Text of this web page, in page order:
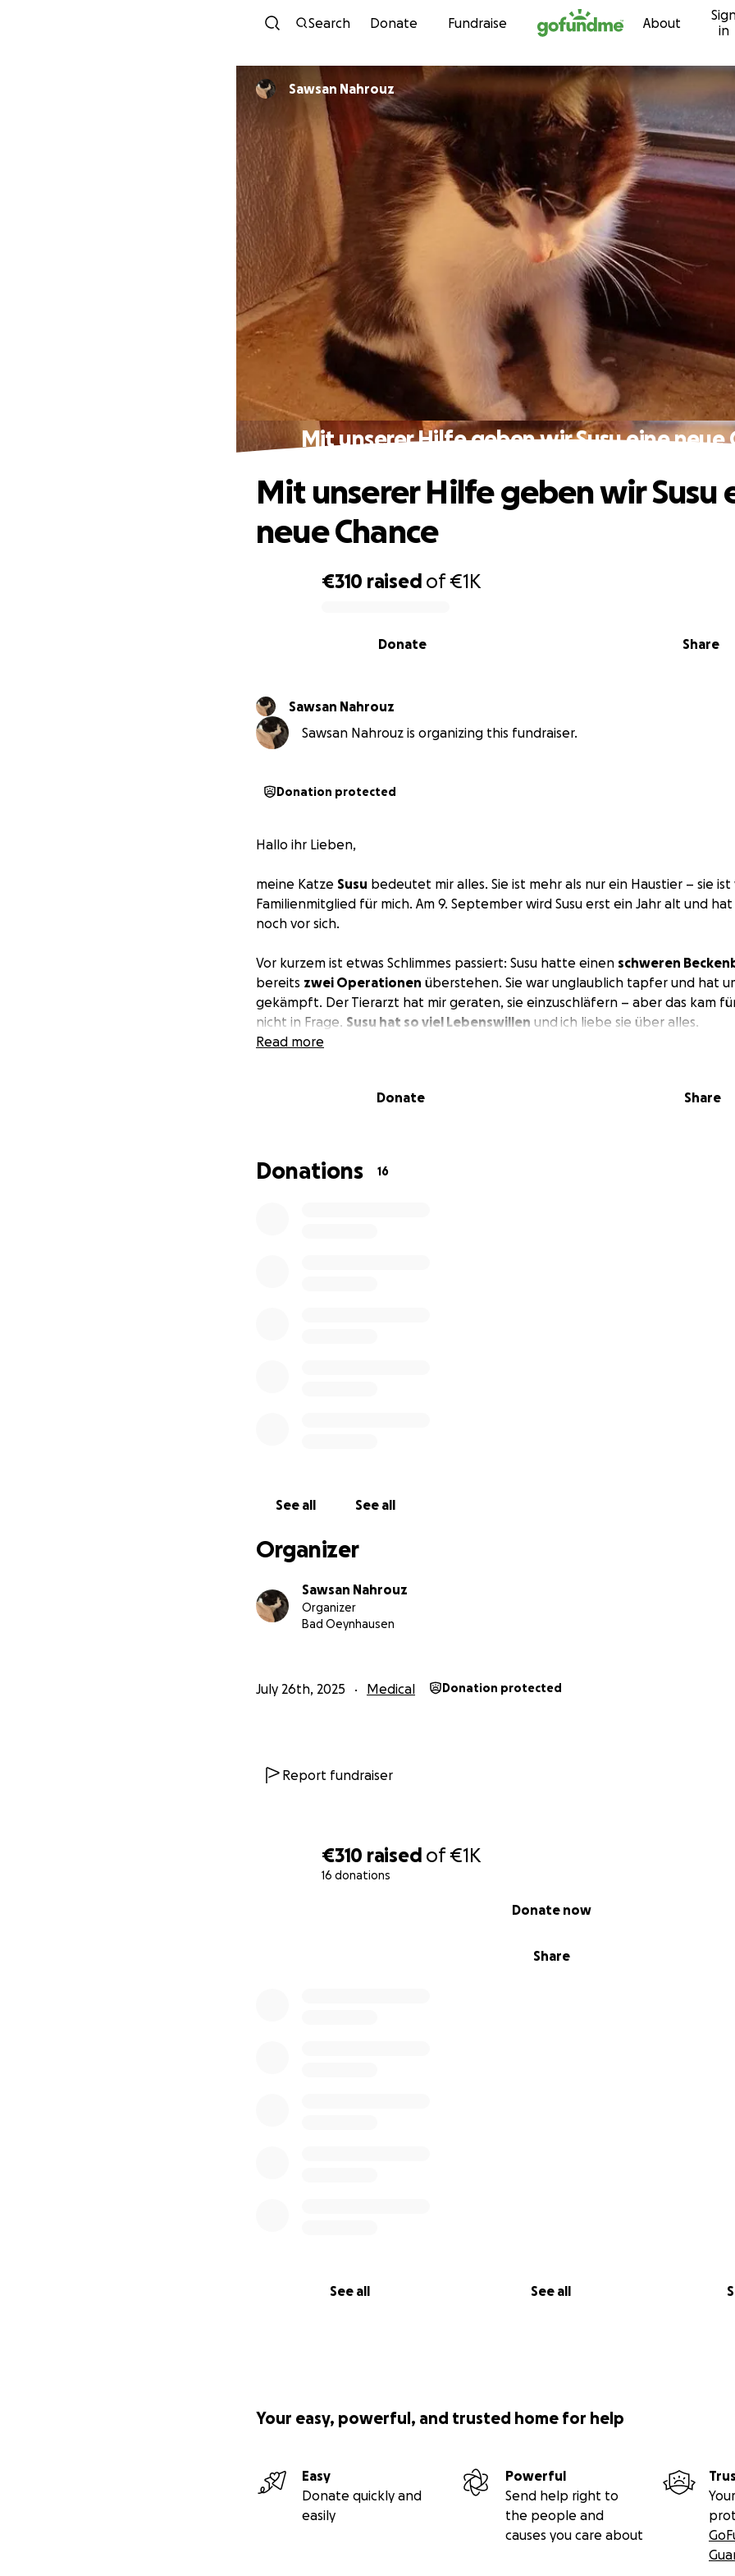
Skip to content
Search Donate Fundraise About
in
€310 raised of€1K
16 donations
Share
Donate now
See all See all
Sawsan Nahrouz
Mit unserer Hilfe geben wir Susu eine neue
€310 raised of€1K
Share
Donate
Mit unserer Hilfe geben wir Susu
neue Chance
Sawsan Nahrouz
Sawsan Nahrouz is organizing this fundraiser.
Donation protected
Hallo ihr Lieben,
meine Katze Susu bedeutet mir alles. Sie ist mehr als nur ein Haustier – sie ist
Familienmitglied für mich. Am 9. September wird Susu erst ein Jahr alt und
noch vor sich.
Vor kurzem ist etwas Schlimmes passiert: Susu hatte einen schweren
bereits zwei Operationen überstehen. Sie war unglaublich tapfer und hat
gekämpft. Der Tierarzt hat mir geraten, sie einzuschläfern – aber das kam
nicht in Frage. Susu hat so viel Lebenswillen und ich liebe sie über alles.
ich die Rechnungen für Susus Behandlung bezahlen kann.
Lasst uns gemeinsam dafür sorgen, dass
Katzenleben führen kann.
Read more
Donate Share
Donations 16
See all See all
Organizer
Sawsan Nahrouz
Organizer
Bad Oeynhausen
July 26th, 2025 Medical Donation protected
Report fundraiser
Your easy, powerful, and trusted home for help
Easy
Donate quickly and
easily
Powerful
Send help right to
the people and
causes you care about